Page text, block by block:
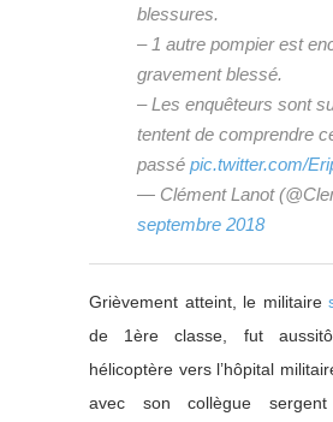
blessures.
– 1 autre pompier est
gravement blessé.
– Les enquêteurs sont
tentent de comprendre
passé pic.twitter.com/
— Clément Lanot
septembre 2018
Grièvement atteint, le militaire
de 1ère classe, fut
hélicoptère vers l’hôpital
avec son collègue